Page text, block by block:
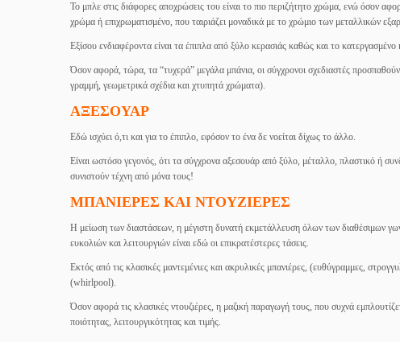
Το μπλε στις διάφορες αποχρώσεις του είναι το πιο περιζήτητο χρώμα, ενώ όσον
χρώμα ή επιχρωματισμένο, που ταιριάζει μοναδικά με το χρώμιο των μεταλλικών
Εξίσου ενδιαφέροντα είναι τα έπιπλα από ξύλο κερασιάς καθώς και το
Όσον αφορά, τώρα, τα “τυχερά” μεγάλα μπάνια, οι σύγχρονοι σχεδιαστές
γραμμή, γεωμετρικά σχέδια και χτυπητά χρώματα).
ΑΞΕΣΟΥΑΡ
Εδώ ισχύει ό,τι και για το έπιπλο, εφόσον το ένα δε νοείται δίχως το άλλο.
Είναι ωστόσο γεγονός, ότι τα σύγχρονα αξεσουάρ από ξύλο, μέταλλο, πλαστικό ή
συνιστούν τέχνη από μόνα τους!
ΜΠΑΝΙΕΡΕΣ ΚΑΙ ΝΤΟΥΖΙΕΡΕΣ
Η μείωση των διαστάσεων, η μέγιστη δυνατή εκμετάλλευση όλων των διαθέσιμων
ευκολιών και λειτουργιών είναι εδώ οι επικρατέστερες τάσεις.
Εκτός από τις κλασικές μαντεμένιες και ακρυλικές μπανιέρες, (ευθύγραμμες,
(whirlpool).
Όσον αφορά τις κλασικές ντουζιέρες, η μαζική παραγωγή τους, που συχνά
ποιότητας, λειτουργικότητας και τιμής.